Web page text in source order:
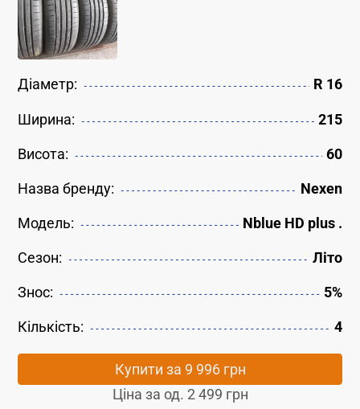
Діаметр: R 16
Ширина: 215
Висота: 60
Назва бренду: Nexen
Модель: Nblue HD plus .
Сезон: Літо
Знос: 5%
Кількість: 4
Купити за 9 996 грн
Ціна за од. 2 499 грн